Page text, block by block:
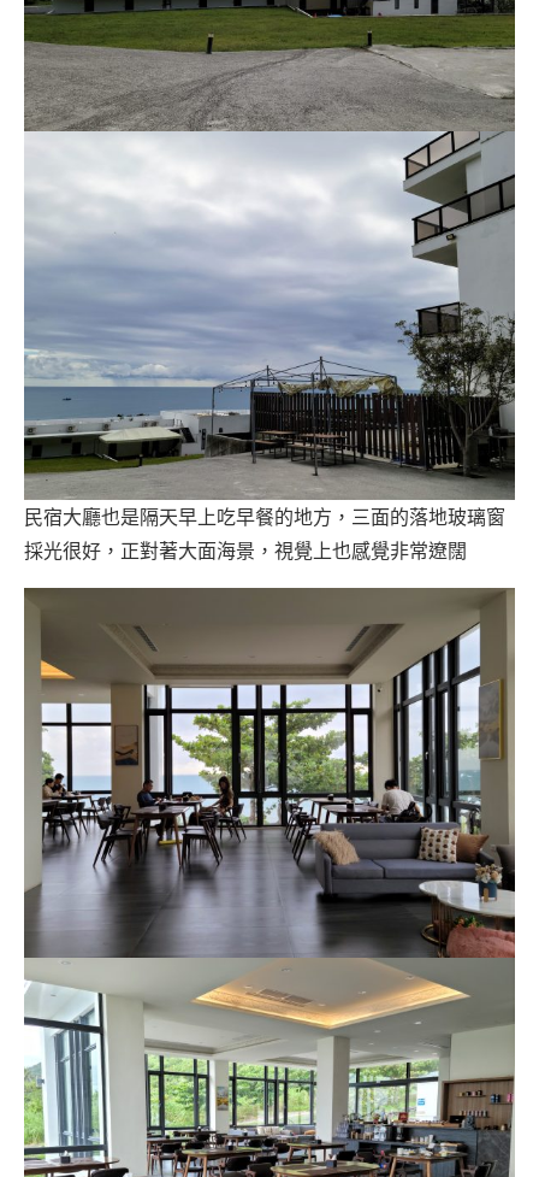
民宿大廳也是隔天早上吃早餐的地方，三面的落地玻璃窗
採光很好，正對著大面海景，視覺上也感覺非常遼闊